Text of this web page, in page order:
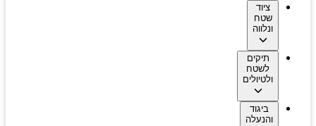
ציוד
שטח
ונלווה
תיקים
לשטח
ולטיולים
ביגוד
והנעלה